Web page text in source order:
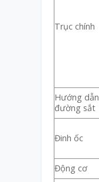
Trục chính
Hướng dẫn
đường sắt
Đinh ốc
Động cơ